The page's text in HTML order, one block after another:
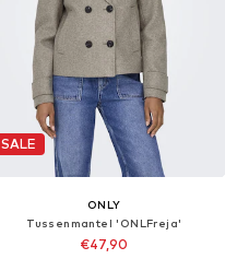
SALE
ONLY
Tussenmantel 'ONLFreja'
€47,90